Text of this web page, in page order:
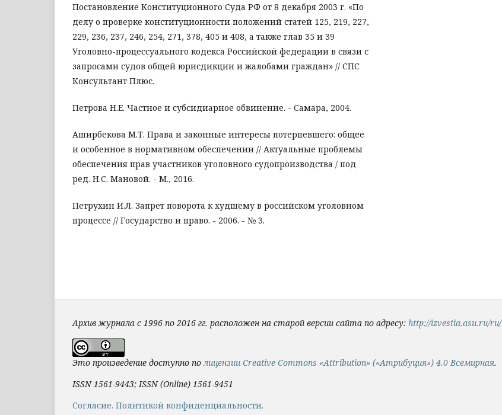
Постановление Конституционного Суда РФ от 8 декабря 2003 г. «По
делу о проверке конституционности положений статей 125, 219, 227,
229, 236, 237, 246, 254, 271, 378, 405 и 408, а также глав 35 и 39
Уголовно-процессуального кодекса Российской федерации в связи с
запросами судов общей юрисдикции и жалобами граждан» // СПС
Консультант Плюс.
Петрова Н.Е. Частное и субсидиарное обвинение. - Самара, 2004.
Аширбекова М.Т. Права и законные интересы потерпевшего: общее
и особенное в нормативном обеспечении // Актуальные проблемы
обеспечения прав участников уголовного судопроизводства / под
ред. Н.С. Мановой. - М., 2016.
Петрухин И.Л. Запрет поворота к худшему в российском уголовном
процессе // Государство и право. - 2006. - № 3.
Архив журнала с 1996 по 2016 гг. расположен на старой версии сайта по адресу: http://izvestia.asu.ru/ru/
Это произведение доступно полицензии Creative Commons «Attribution» («Атрибуция») 4.0 Всемирная.
ISSN 1561-9443; ISSN (Online) 1561-9451
Cогласие. Политикой конфиденциальности.